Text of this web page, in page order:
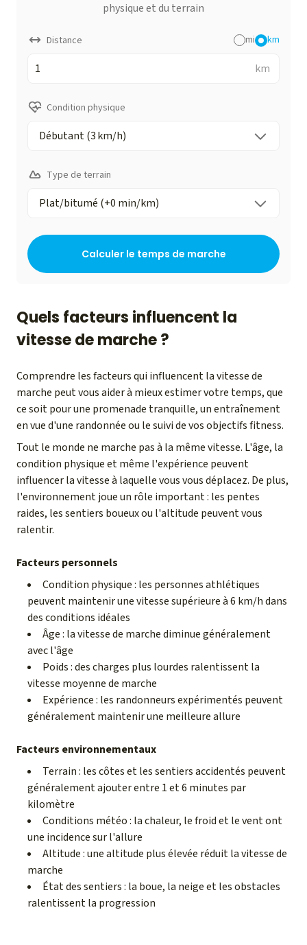
physique et du terrain
Distance mi km
km
Condition physique
Type de terrain
Calculer le temps de marche
Quels facteurs influencent la
vitesse de marche ?
Comprendre les facteurs qui influencent la vitesse de
marche peut vous aider à mieux estimer votre temps, que
ce soit pour une promenade tranquille, un entraînement
en vue d'une randonnée ou le suivi de vos objectifs fitness.
Tout le monde ne marche pas à la même vitesse. L'âge, la
condition physique et même l'expérience peuvent
influencer la vitesse à laquelle vous vous déplacez. De plus,
l'environnement joue un rôle important : les pentes
raides, les sentiers boueux ou l'altitude peuvent vous
ralentir.
Facteurs personnels
Condition physique : les personnes athlétiques
peuvent maintenir une vitesse supérieure à 6 km/h dans
des conditions idéales
Âge : la vitesse de marche diminue généralement
avec l'âge
Poids : des charges plus lourdes ralentissent la
vitesse moyenne de marche
Expérience : les randonneurs expérimentés peuvent
généralement maintenir une meilleure allure
Facteurs environnementaux
Terrain : les côtes et les sentiers accidentés peuvent
généralement ajouter entre 1 et 6 minutes par
kilomètre
Conditions météo : la chaleur, le froid et le vent ont
une incidence sur l'allure
Altitude : une altitude plus élevée réduit la vitesse de
marche
État des sentiers : la boue, la neige et les obstacles
ralentissent la progression